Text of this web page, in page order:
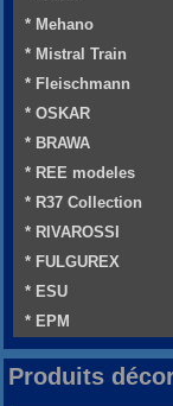
* Mehano
* Mistral Train
* Fleischmann
* OSKAR
* BRAWA
* REE modeles
* R37 Collection
* RIVAROSSI
* FULGUREX
* ESU
* EPM
Produits